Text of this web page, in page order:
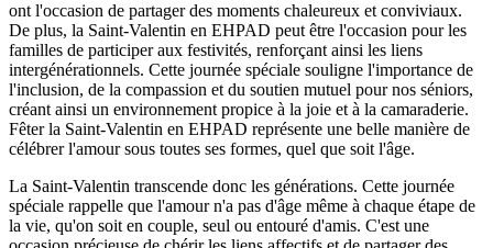
ont l'occasion de partager des moments chaleureux et conviviaux.
De plus, la Saint-Valentin en EHPAD peut être l'occasion pour les
familles de participer aux festivités, renforçant ainsi les liens
intergénérationnels. Cette journée spéciale souligne l'importance de
l'inclusion, de la compassion et du soutien mutuel pour nos séniors,
créant ainsi un environnement propice à la joie et à la camaraderie.
Fêter la Saint-Valentin en EHPAD représente une belle manière de
célébrer l'amour sous toutes ses formes, quel que soit l'âge.
La Saint-Valentin transcende donc les générations. Cette journée
spéciale rappelle que l'amour n'a pas d'âge même à chaque étape de
la vie, qu'on soit en couple, seul ou entouré d'amis. C'est une